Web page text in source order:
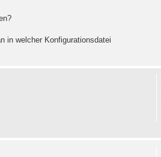
in welcher Konfigurationsdatei